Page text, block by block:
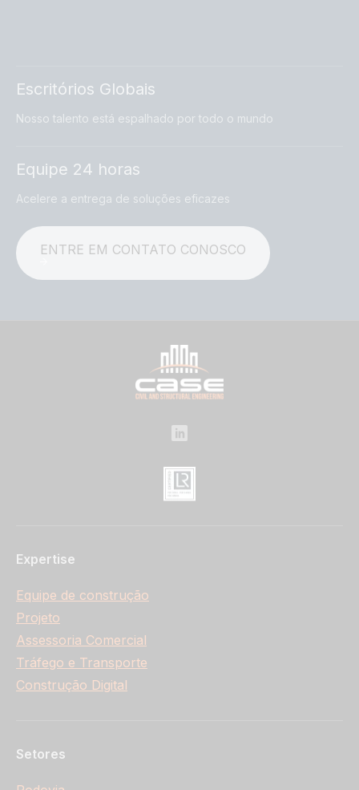
Escritórios Globais
Nosso talento está espalhado por todo o mundo
Equipe 24 horas
Acelere a entrega de soluções eficazes
ENTRE EM CONTATO CONOSCO
Expertise
Equipe de construção
Projeto
Assessoria Comercial
Tráfego e Transporte
Construção Digital
Setores